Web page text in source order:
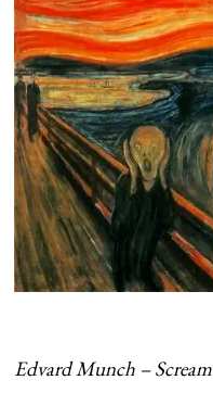
Edvard Munch – Scream